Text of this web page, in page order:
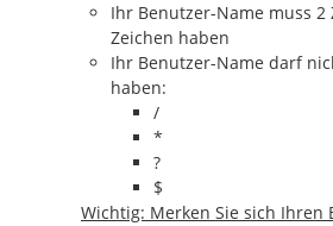
Ihr Benutzer-Name muss
Zeichen haben
Ihr Benutzer-Name darf
haben:
/
*
?
$
Wichtig: Merken Sie sich Ihren